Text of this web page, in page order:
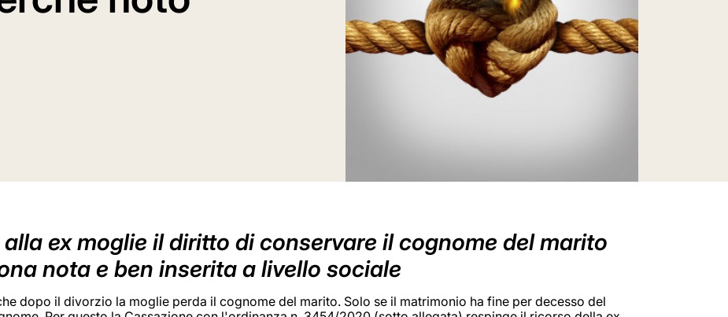
ex moglie il diritto di conservare il cognome del marito
nota e ben inserita a livello sociale
dopo il divorzio la moglie perda il cognome del marito. Solo se il matrimonio ha fine per decesso del